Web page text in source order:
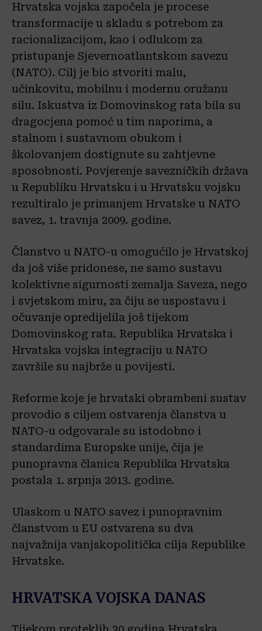
Hrvatska vojska započela je procese
transformacije u skladu s potrebom za
racionalizacijom, kao i odlukom za
pristupanje Sjevernoatlantskom savezu
(NATO). Cilj je bio stvoriti malu,
učinkovitu, mobilnu i modernu oružanu
silu. Iskustva iz Domovinskog rata bila su
dragocjena pomoć u tim naporima, a
stalnom i sustavnom obukom i
školovanjem dostignute su zahtjevne
sposobnosti. Povjerenje savezničkih država
u Republiku Hrvatsku i u Hrvatsku vojsku
rezultiralo je primanjem Hrvatske u NATO
savez, 1. travnja 2009. godine.
Članstvo u NATO-u omogućilo je Hrvatskoj
da još više pridonese, ne samo sustavu
kolektivne sigurnosti zemalja Saveza, nego
i svjetskom miru, za čiju se uspostavu i
očuvanje opredijelila još tijekom
Domovinskog rata. Republika Hrvatska i
Hrvatska vojska integraciju u NATO
završile su najbrže u povijesti.
Reforme koje je hrvatski obrambeni sustav
provodio s ciljem ostvarenja članstva u
NATO-u odgovarale su istodobno i
standardima Europske unije, čija je
punopravna članica Republika Hrvatska
postala 1. srpnja 2013. godine.
Ulaskom u NATO savez i punopravnim
članstvom u EU ostvarena su dva
najvažnija vanjskopolitička cilja Republike
Hrvatske.
HRVATSKA VOJSKA DANAS